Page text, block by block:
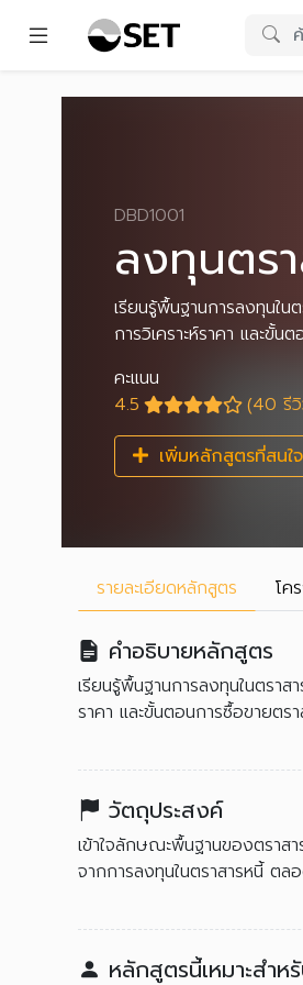
DBD1001
ลงทุนตร
เรียนรู้พื้นฐานการลงทุนใ
การวิเคราะห์ราคา และขั้
คะแนน
4.5
(40 รี
เพิ่มหลักสูตรที่สนใจ
รายละเอียดหลักสูตร โค
คำอธิบายหลักสูตร
เรียนรู้พื้นฐานการลงทุนในตรา
ราคา และขั้นตอนการซื้อขายต
วัตถุประสงค์
เข้าใจลักษณะพื้นฐานของตราส
จากการลงทุนในตราสารหนี้ ตล
หลักสูตรนี้เหมาะสำห